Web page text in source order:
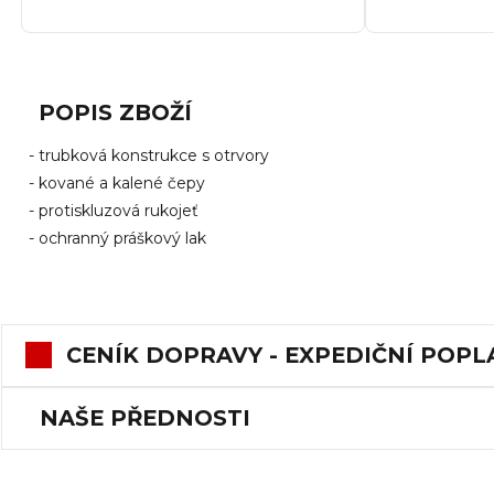
POPIS ZBOŽÍ
- trubková konstrukce s otrvory
- kované a kalené čepy
- protiskluzová rukojeť
- ochranný práškový lak
CENÍK DOPRAVY - EXPEDIČNÍ
NAŠE PŘEDNOSTI